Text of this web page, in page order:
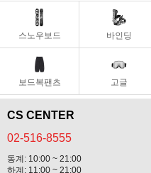
스노우보드 바인딩
보드복팬츠 고글
CS CENTER
02-516-8555
동계: 10:00 ~ 21:00
하계: 11:00 ~ 21:00